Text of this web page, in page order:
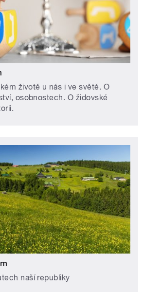
životě u nás i ve světě. O
osobnostech. O židovské
naší republiky